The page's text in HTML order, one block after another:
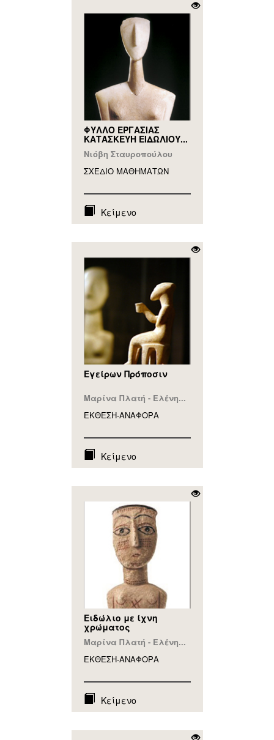
ΦΥΛΛΟ ΕΡΓΑΣΙΑΣ
ΚΑΤΑΣΚΕΥΗ ΕΙΔΩΛΙΟΥ...
Νιόβη Σταυροπούλου
ΣΧΕΔΙΟ ΜΑΘΗΜAΤΩΝ
Κείμενο
Eγείρων Πρόποσιν
Μαρίνα Πλατή - Ελένη...
ΕΚΘΕΣΗ-ΑΝΑΦΟΡA
Κείμενο
Ειδώλιο με ίχνη
χρώματος
Μαρίνα Πλατή - Ελένη...
ΕΚΘΕΣΗ-ΑΝΑΦΟΡA
Κείμενο